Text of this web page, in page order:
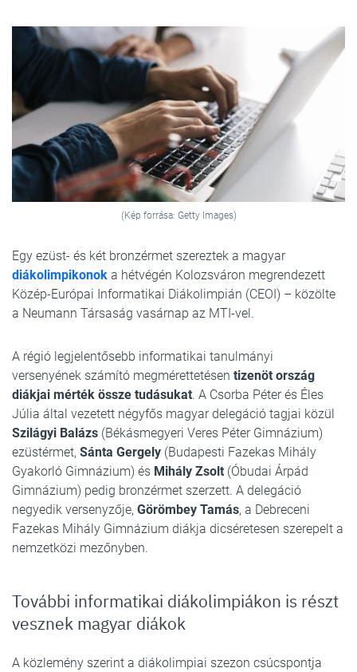
(Kép forrása: Getty Images)
Egy ezüst- és két bronzérmet szereztek a magyar
diákolimpikonok a hétvégén Kolozsváron megrendezett
Közép-Európai Informatikai Diákolimpián (CEOI) – közölte
a Neumann Társaság vasárnap az MTI-vel.
A régió legjelentősebb informatikai tanulmányi
versenyének számító megmérettetésen tizenöt ország
diákjai mérték össze tudásukat. A Csorba Péter és Éles
Júlia által vezetett négyfős magyar delegáció tagjai közül
Szilágyi Balázs (Békásmegyeri Veres Péter Gimnázium)
ezüstérmet, Sánta Gergely (Budapesti Fazekas Mihály
Gyakorló Gimnázium) és Mihály Zsolt (Óbudai Árpád
Gimnázium) pedig bronzérmet szerzett. A delegáció
negyedik versenyzője, Görömbey Tamás, a Debreceni
Fazekas Mihály Gimnázium diákja dicséretesen szerepelt a
nemzetközi mezőnyben.
További informatikai diákolimpiákon is részt
vesznek magyar diákok
A közlemény szerint a diákolimpiai szezon csúcspontja